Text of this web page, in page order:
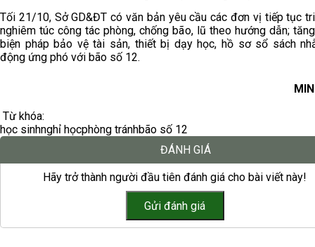
Tối 21/10, Sở GD&ĐT có văn bản yêu cầu các đơn vị tiếp tục
nghiêm túc công tác phòng, chống bão, lũ theo hướng dẫn;
biện pháp bảo vệ tài sản, thiết bị dạy học, hồ sơ sổ sách
động ứng phó với bão số 12.
Từ khóa:
học sinhnghỉ họcphòng tránhbão số 12
ĐÁNH GIÁ
Hãy trở thành người đầu tiên đánh giá cho bài viết này!